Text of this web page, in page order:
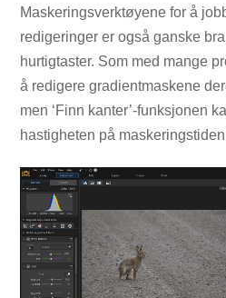
Maskeringsverktøyene for å
redigeringer er også ganske
hurtigtaster. Som med mange
å redigere gradientmaskene
men ‘Finn kanter’-funksjonen
hastigheten på